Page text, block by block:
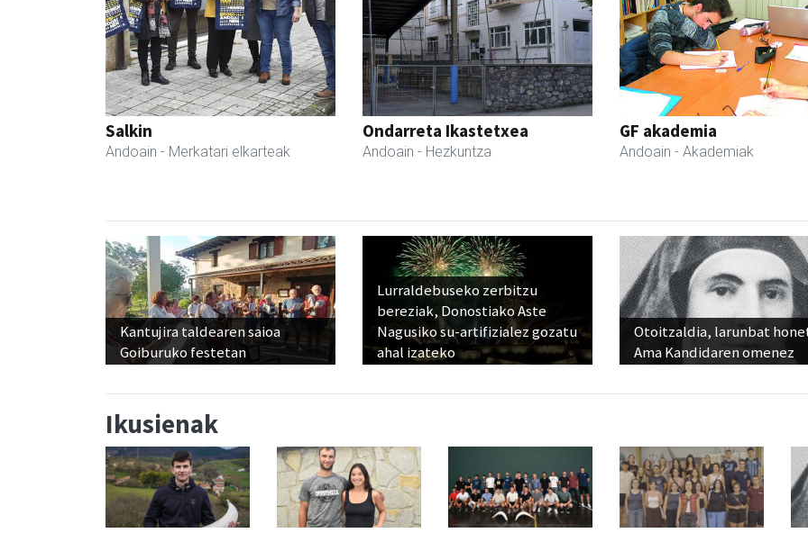
Salkin
Andoain - Merkatari elkarteak
Ondarreta Ikastetxea
Andoain - Hezkuntza
GF akademia
Andoain - Akademiak
Kantujira taldearen saioa
Goiburuko festetan
Lurraldebuseko zerbitzu
bereziak, Donostiako Aste
Nagusiko su-artifizialez gozatu
ahal izateko
Otoitzaldia, larunbat
Ama Kandidaren omenez
Ikusienak